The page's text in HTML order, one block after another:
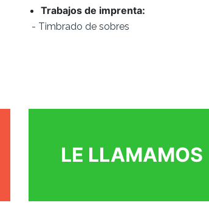
Trabajos de imprenta:
- Calendarios de pared, bolsillo y sobre
- Papeletas sorteos
- Timbrado de sobres
LE LLAMAMOS